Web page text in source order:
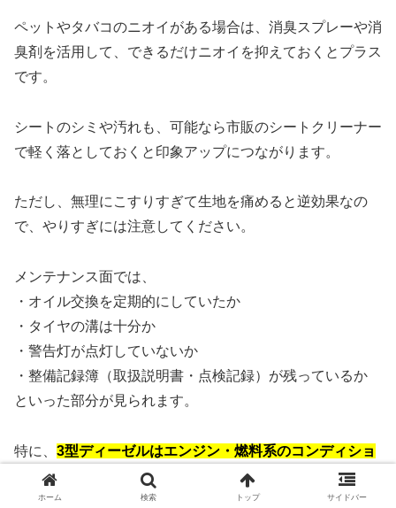
ペットやタバコのニオイがある場合は、消臭スプレーや消
臭剤を活用して、できるだけニオイを抑えておくとプラス
です。
シートのシミや汚れも、可能なら市販のシートクリーナー
で軽く落としておくと印象アップにつながります。
ただし、無理にこすりすぎて生地を痛めると逆効果なの
で、やりすぎには注意してください。
メンテナンス面では、
・オイル交換を定期的にしていたか
・タイヤの溝は十分か
・警告灯が点灯していないか
・整備記録簿（取扱説明書・点検記録）が残っているか
といった部分が見られます。
特に、 3型ディーゼルはエンジン・燃料系のコンディショ
ンが超重要
ホーム 検索 トップ サイドバー